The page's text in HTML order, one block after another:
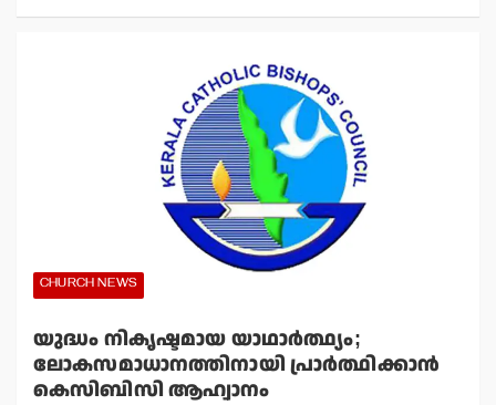
CHURCH NEWS
യുദ്ധം നികൃഷ്ടമായ യാഥാര്‍ത്ഥ്യം;
ലോകസമാധാനത്തിനായി പ്രാര്‍ത്ഥിക്കാന്‍
കെസിബിസി ആഹ്വാനം